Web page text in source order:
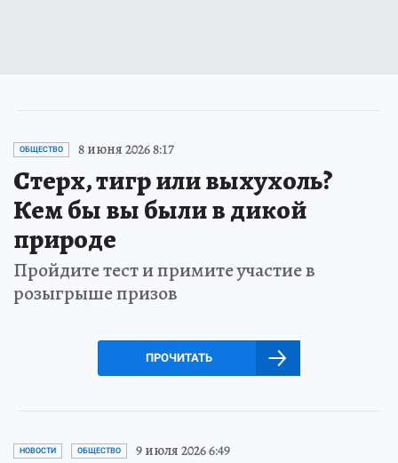
ОБЩЕСТВО 8 июня 2026 8:17
Стерх, тигр или выхухоль?
Кем бы вы были в дикой
природе
Пройдите тест и примите участие в
розыгрыше призов
ПРОЧИТАТЬ
НОВОСТИ ОБЩЕСТВО 9 июля 2026 6:49